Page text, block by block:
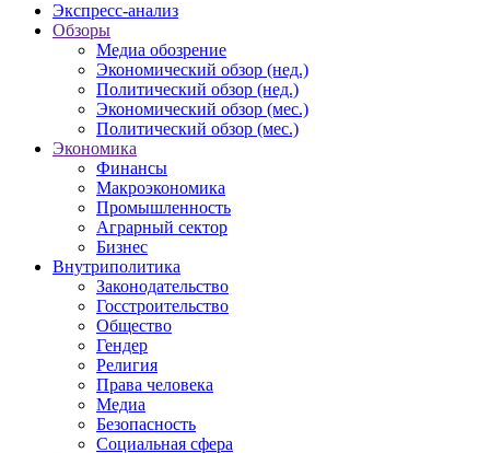
Экспресс-анализ
Обзоры
Медиа обозрение
Экономический обзор (нед.)
Политический обзор (нед.)
Экономический обзор (мес.)
Политический обзор (мес.)
Экономика
Финансы
Макроэкономика
Промышленность
Аграрный сектор
Бизнес
Внутриполитика
Законодательство
Госстроительство
Общество
Гендер
Религия
Права человека
Медиа
Безопасность
Социальная сфера